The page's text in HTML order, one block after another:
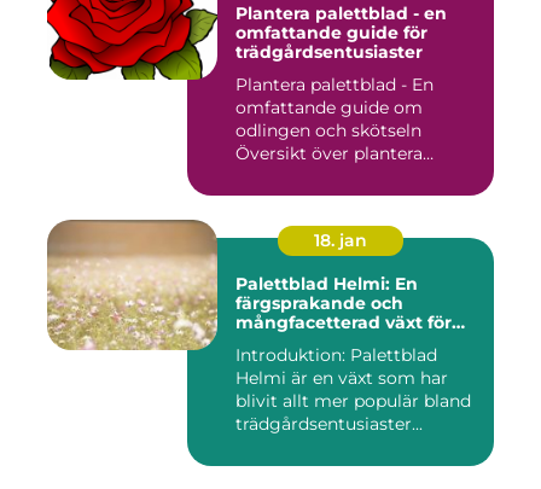
Plantera palettblad - en
omfattande guide för
trädgårdsentusiaster
Plantera palettblad - En
omfattande guide om
odlingen och skötseln
Översikt över plantera
18. jan
Palettblad Helmi: En
färgsprakande och
mångfacetterad växt för
Introduktion: Palettblad
Helmi är en växt som har
blivit allt mer populär bland
trädgårdsentusiaster...